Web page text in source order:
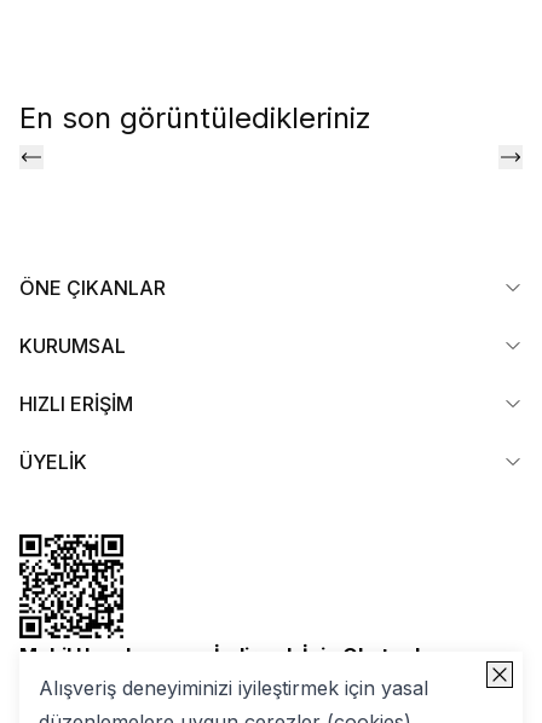
Alışveriş deneyiminizi iyileştirmek için yasal
En son görüntüledikleriniz
ÖNE ÇIKANLAR
KURUMSAL
HIZLI ERİŞİM
ÜYELİK
Mobil Uygulamamızı İndirmek İçin Okutun!